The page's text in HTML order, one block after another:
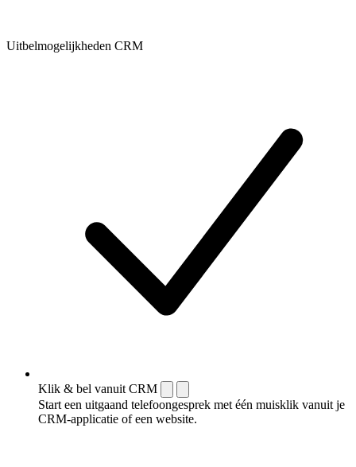
Uitbelmogelijkheden CRM
Klik & bel vanuit CRM
Start een uitgaand telefoongesprek met één muisklik vanuit je
CRM-applicatie of een website.